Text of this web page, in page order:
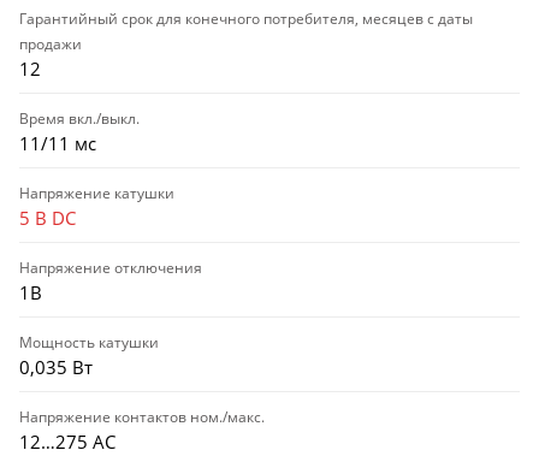
Гарантийный срок для конечного потребителя, месяцев с даты
продажи
12
Время вкл./выкл.
11/11 мс
Напряжение катушки
5 В DC
Напряжение отключения
1В
Мощность катушки
0,035 Вт
Напряжение контактов ном./макс.
12…275 AC